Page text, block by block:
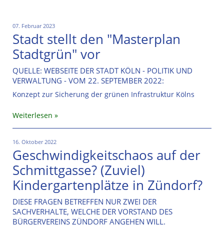
07. Februar 2023
Stadt stellt den "Masterplan
Stadtgrün" vor
QUELLE: WEBSEITE DER STADT KÖLN - POLITIK UND
VERWALTUNG - VOM 22. SEPTEMBER 2022:
Konzept zur Sicherung der grünen Infrastruktur Kölns
Weiterlesen
16. Oktober 2022
Geschwindigkeitschaos auf der
Schmittgasse? (Zuviel)
Kindergartenplätze in Zündorf?
DIESE FRAGEN BETREFFEN NUR ZWEI DER
SACHVERHALTE, WELCHE DER VORSTAND DES
BÜRGERVEREINS ZÜNDORF ANGEHEN WILL.